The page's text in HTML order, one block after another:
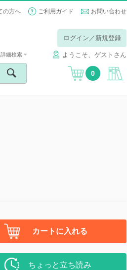
の方へ ご利用ガイド お問い合わせ
ログイン／新規登録
ようこそ、ゲストさん
詳細検索
0
カートに入れる
ちょっと立ち読み